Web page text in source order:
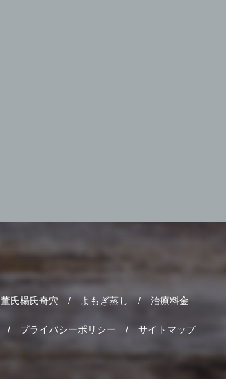
董氏楊氏奇穴 よもぎ蒸し 治療料金
プライバシーポリシー サイトマップ